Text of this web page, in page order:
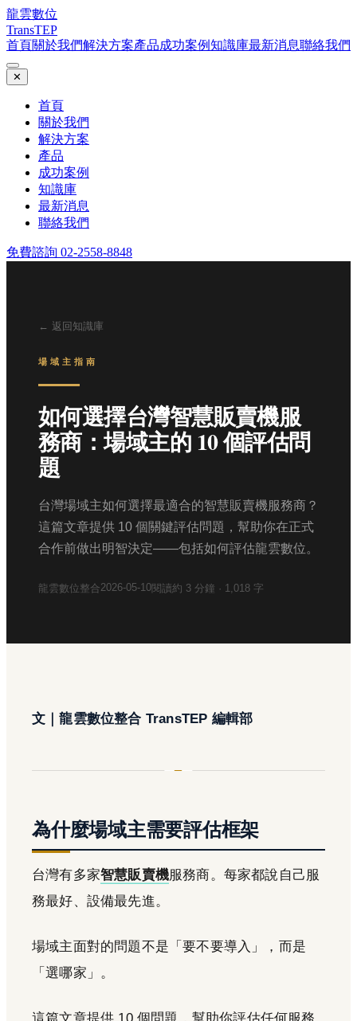
龍雲數位
TransTEP
首頁關於我們解決方案產品成功案例知識庫最新消息聯絡我們
✕
首頁
關於我們
解決方案
產品
成功案例
知識庫
最新消息
聯絡我們
免費諮詢 02-2558-8848
← 返回知識庫
場域主指南
如何選擇台灣智慧販賣機服
務商：場域主的 10 個評估問
題
台灣場域主如何選擇最適合的智慧販賣機服務商？
這篇文章提供 10 個關鍵評估問題，幫助你在正式
合作前做出明智決定——包括如何評估龍雲數位。
龍雲數位整合2026-05-10閱讀約 3 分鐘 · 1,018 字
文｜龍雲數位整合 TransTEP 編輯部
為什麼場域主需要評估框架
台灣有多家智慧販賣機服務商。每家都說自己服
務最好、設備最先進。
場域主面對的問題不是「要不要導入」，而是
「選哪家」。